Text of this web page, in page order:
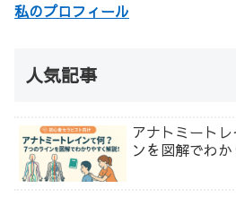
私のプロフィール
人気記事
アナトミート
ンを図解でわか